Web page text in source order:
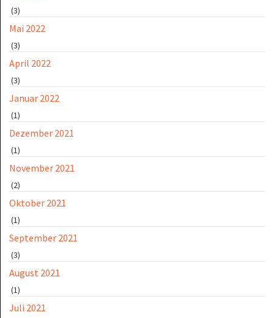
(3)
Mai 2022
(3)
April 2022
(3)
Januar 2022
(1)
Dezember 2021
(1)
November 2021
(2)
Oktober 2021
(1)
September 2021
(3)
August 2021
(1)
Juli 2021